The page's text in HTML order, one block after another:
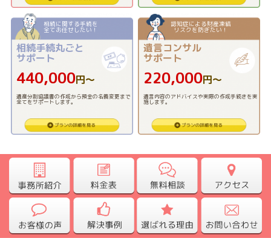
相続に関する手続を
全てお任せしたい！
相続手続丸ごと
サポート
440,000円〜
遺産分割協議書の作成から預金の名義変更まで
全てをサポートします。
認知症による財産凍結
リスクを防ぎたい！
遺言コンサル
サポート
220,000円〜
遺言内容のアドバイスや実際の作成手続きを実
施します。